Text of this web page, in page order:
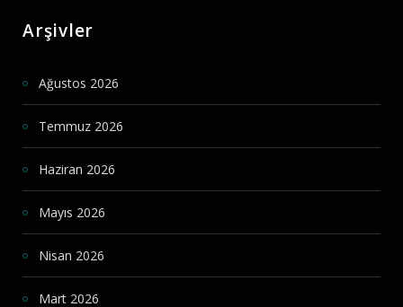
Arşivler
Ağustos 2026
Temmuz 2026
Haziran 2026
Mayıs 2026
Nisan 2026
Mart 2026